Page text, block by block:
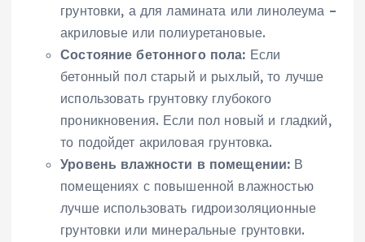
грунтовки, а для ламината или линолеума –
акриловые или полиуретановые.
Состояние бетонного пола: Если
бетонный пол старый и рыхлый, то лучше
использовать грунтовку глубокого
проникновения. Если пол новый и гладкий,
то подойдет акриловая грунтовка.
Уровень влажности в помещении: В
помещениях с повышенной влажностью
лучше использовать гидроизоляционные
грунтовки или минеральные грунтовки.